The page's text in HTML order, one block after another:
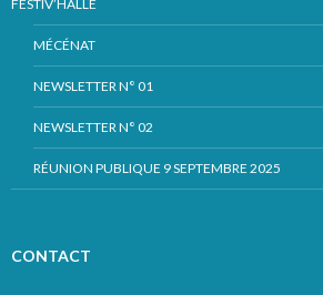
FESTIV’HALLE
MÉCÉNAT
NEWSLETTER N° 01
NEWSLETTER N° 02
RÉUNION PUBLIQUE 9 SEPTEMBRE 2025
CONTACT